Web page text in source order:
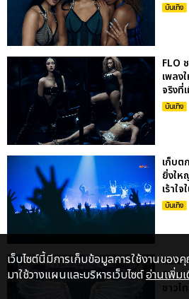
บันเทิง
FLO
เพลง
จริงที่
บันเทิง
เก็บต
ยิ่งให
เร้าใ
บันเทิง
27 ร
ชาวไ
เว็บไซต์นี้มีการเก็บข้อมูลการใช้งานของ
มาใช้วางแผนและบริหารเว็บไซต์อ่านเพิ่ม